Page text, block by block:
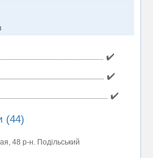
✔️
✔️
✔️
(44)
48 р-н. Подільський